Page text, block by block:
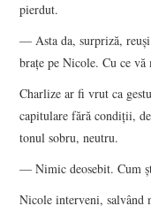
pierdut.
— Asta da, surpriză,
braţe pe Nicole. Cu ce vă
Charlize ar fi vrut ca
capitulare fără condiţii,
tonul sobru, neutru.
— Nimic deosebit. Cum
Nicole interveni, salvând